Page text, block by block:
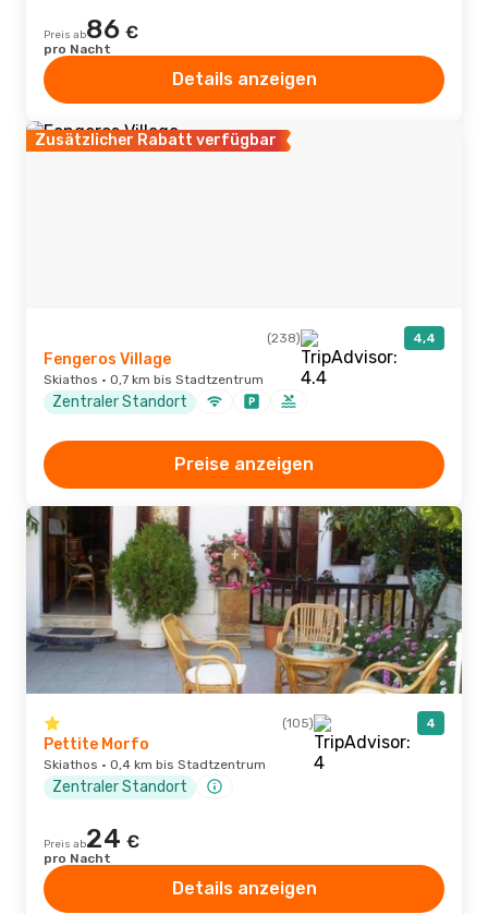
Preis ab86 €
pro Nacht
Details anzeigen
Zusätzlicher Rabatt verfügbar
(238) 4,4
Fengeros Village
Skiathos · 0,7 km bis Stadtzentrum
Zentraler Standort
Preise anzeigen
(105) 4
Pettite Morfo
Skiathos · 0,4 km bis Stadtzentrum
Zentraler Standort
Preis ab24 €
pro Nacht
Details anzeigen